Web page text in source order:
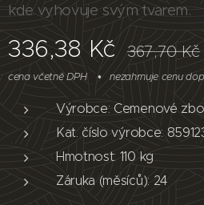
kde vyhovuje svým tvarem.
336,38Kč 367,70Kč
cena včetně DPH nezahrnuje cenu
Výrobce: Cemenové
Kat. číslo výrobce:
Hmotnost: 110 kg
Záruka (měsíců): 24